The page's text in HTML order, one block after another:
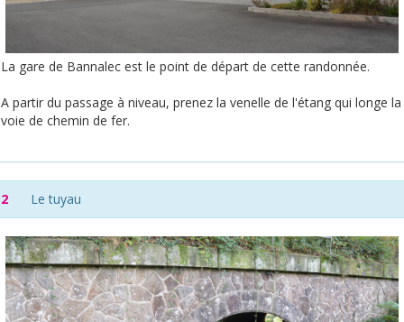
La gare de Bannalec est le point de départ de cette randonnée.
A partir du passage à niveau, prenez la venelle de l'étang qui longe la
voie de chemin de fer.
2 Le tuyau